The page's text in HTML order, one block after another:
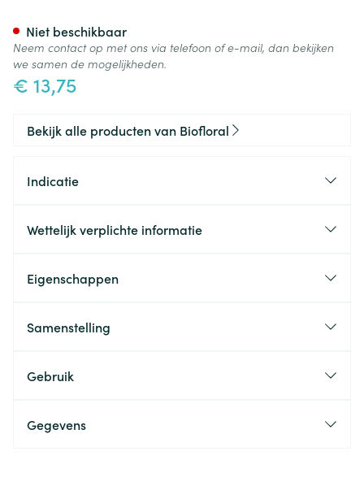
€ 13,75
Niet beschikbaar
Neem contact op met ons via telefoon of e-mail, dan bekijken
we samen de mogelijkheden.
Bekijk alle producten van Biofloral
Indicatie
Wettelijk verplichte informatie
Eigenschappen
Samenstelling
Gebruik
Gegevens